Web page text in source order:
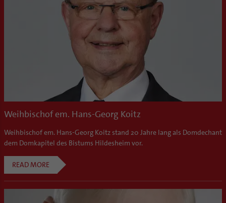
Weihbischof em. Hans-Georg Koitz
Weihbischof em. Hans-Georg Koitz stand 20 Jahre lang als Domdechant
dem Domkapitel des Bistums Hildesheim vor.
READ MORE